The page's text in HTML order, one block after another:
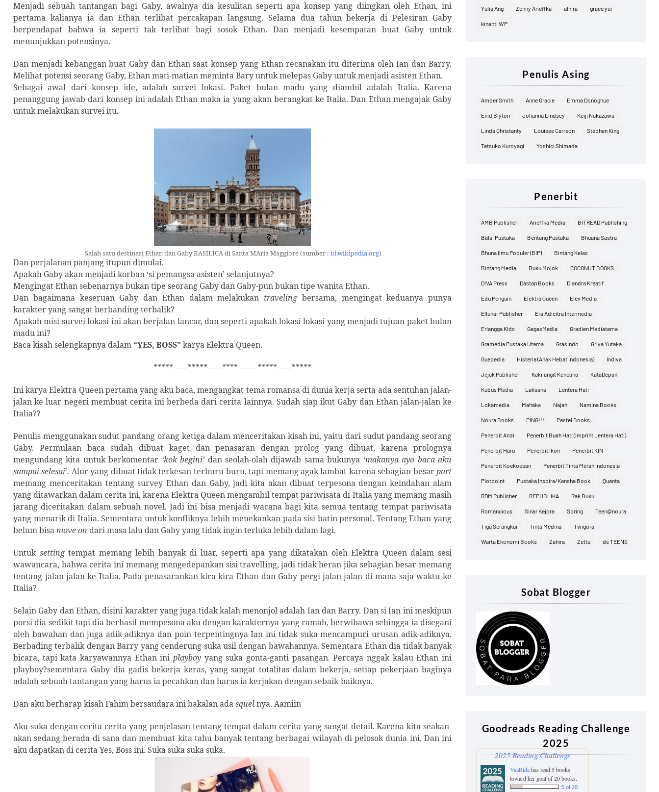
Menjadi sebuah tantangan bagi Gaby, awalnya dia kesulitan seperti apa konsep yang diingkan oleh Ethan, ini
pertama kalianya ia dan Ethan terlibat percakapan langsung. Selama dua tahun bekerja di Pelesiran Gaby
berpendapat bahwa ia seperti tak terlihat bagi sosok Ethan. Dan menjadi kesempatan buat Gaby untuk
menunjukkan potensinya.
Dan menjadi kebanggan buat Gaby dan Ethan saat konsep yang Ethan recanakan itu diterima oleh Ian dan Barry.
Melihat potensi seorang Gaby, Ethan mati-matian meminta Bary untuk melepas Gaby untuk menjadi asisten Ethan.
Sebagai awal dari konsep ide, adalah survei lokasi. Paket bulan madu yang diambil adalah Italia. Karena
penanggung jawab dari konsep ini adalah Ethan maka ia yang akan berangkat ke Italia. Dan Ethan mengajak Gaby
untuk melakukan survei itu.
Salah satu destinasi Ethan dan Gaby BASILICA di Santa MAria Maggiore (sumber : id.wikipedia.org)
Dan perjalanan panjang itupun dimulai.
Apakah Gaby akan menjadi korban ‘si pemangsa asisten’ selanjutnya?
Mengingat Ethan sebenarnya bukan tipe seorang Gaby dan Gaby-pun bukan tipe wanita Ethan.
Dan bagaimana keseruan Gaby dan Ethan dalam melakukan travelingbersama, mengingat keduanya punya
karakter yang sangat berbanding terbalik?
Apakah misi survei lokasi ini akan berjalan lancar, dan seperti apakah lokasi-lokasi yang menjadi tujuan paket bulan
madu ini?
Baca kisah selengkapnya dalam “YES, BOSS” karya Elektra Queen.
*****------*****------****--------*****------*****
Ini karya Elektra Queen pertama yang aku baca, mengangkat tema romansa di dunia kerja serta ada sentuhan jalan-
jalan ke luar negeri membuat cerita ini berbeda dari cerita lainnya. Sudah siap ikut Gaby dan Ethan jalan-jalan ke
Italia??
Penulis menggunakan sudut pandang orang ketiga dalam menceritakan kisah ini, yaitu dari sudut pandang seorang
Gaby. Permulaan baca sudah dibuat kaget dan penasaran dengan prolog yang dibuat, karena prolognya
mengundang kita untuk berkomentar ‘kok begini’dan seolah-olah dijawab sama bukunya ‘makanya ayo baca aku
sampai selesai’. Alur yang dibuat tidak terkesan terburu-buru, tapi memang agak lambat karena sebagian besarpart
memang menceritakan tentang survey Ethan dan Gaby, jadi kita akan dibuat terpesona dengan keindahan alam
yang ditawarkan dalam cerita ini, karena Elektra Queen mengambil tempat pariwisata di Italia yang memang masih
jarang diceritakan dalam sebuah novel. Jadi ini bisa menjadi wacana bagi kita semua tentang tempat pariwisata
yang menarik di Italia. Sementara untuk konfliknya lebih menekankan pada sisi batin personal. Tentang Ethan yang
belum bisamove on dari masa lalu dan Gaby yang tidak ingin terluka lebih dalam lagi.
Untuk settingtempat memang lebih banyak di luar, seperti apa yang dikatakan oleh Elektra Queen dalam sesi
wawancara, bahwa cerita ini memang mengedepankan sisi travelling, jadi tidak heran jika sebagian besar memang
tentang jalan-jalan ke Italia. Pada penasarankan kira-kira Ethan dan Gaby pergi jalan-jalan di mana saja waktu ke
Italia?
Selain Gaby dan Ethan, disini karakter yang juga tidak kalah menonjol adalah Ian dan Barry. Dan si Ian ini meskipun
porsi dia sedikit tapi dia berhasil mempesona aku dengan karakternya yang ramah, berwibawa sehingga ia disegani
oleh bawahan dan juga adik-adiknya dan poin terpentingnya Ian ini tidak suka mencampuri urusan adik-adiknya.
Berbading terbalik dengan Barry yang cenderung suka usil dengan bawahannya. Sementara Ethan dia tidak banyak
bicara, tapi kata karyawannya Ethan ini playboy yang suka gonta-ganti pasangan. Percaya nggak kalau Ethan ini
playboy?sementara Gaby dia gadis bekerja keras, yang sangat totalitas dalam bekerja, setiap pekerjaan baginya
adalah sebuah tantangan yang harus ia pecahkan dan harus ia kerjakan dengan sebaik-baiknya.
Dan aku berharap kisah Fahim bersaudara ini bakalan adasquelnya. Aamiin
Aku suka dengan cerita-cerita yang penjelasan tentang tempat dalam cerita yang sangat detail. Karena kita seakan-
akan sedang berada di sana dan membuat kita tahu banyak tentang berbagai wilayah di pelosok dunia ini. Dan ini
aku dapatkan di cerita Yes, Boss ini. Suka suka suka suka.
Yulia Ang Zenny Arieffka alnira grace yui
kinanti WP
Penulis Asing
Amber Smith Anne Gracie Emma Donoghue
Enid Blyton Johanna Lindsey Keiji Nakazawa
Linda Christanty Louisse Carreon Stephen King
Tetsuko Kuroyagi Yoshici Shimada
Penerbit
AMB Publisher Arieffka Media BITREAD Publishing
Balai Pustaka Bentang Pustaka Bhuana Sastra
Bhuna Ilmu Populer (BIP) Bintang Kelas
Bintang Media Buku Mojok COCONUT BOOKS
DIVA Press Dastan Books Diandra Kreatif
Edu Penguin Elektra Queen Elex Media
Ellunar Publisher Era Adicitra Intermedia
Erlangga Kids GagasMedia Gradien Mediatama
Gramedia Pustaka Utama Grasindo Griya Yutaka
Guepedia Histeria (Anak Hebat Indonesia) Indiva
Jejak Publisher Kakilangit Kencana KataDepan
Kubus Media Laksana Lentera Hati
Lokamedia Mahaka Najah Namina Books
Noura Books PING!!! Pastel Books
Penerbit Andi Penerbit Buah Hati (Imprint Lentera Hati)
Penerbit Haru Penerbit Ikon Penerbit KIN
Penerbit Koekoesan Penerbit Tinta Merah Indonesia
Plotpoint Pustaka Inspira/Kansha Book Quanta
RDM Publisher REPUBLIKA Rak Buku
Romancious Sinar Kejora Spring Teen@noura
Tiga Serangkai Tinta Medina Twigora
Warta Ekonomi Books Zahira Zettu de TEENS
Sobat Blogger
Goodreads Reading Challenge
2025
2025 Reading Challenge
VaaRidahas read 5 books
toward her goal of 20 books.
5 of 20